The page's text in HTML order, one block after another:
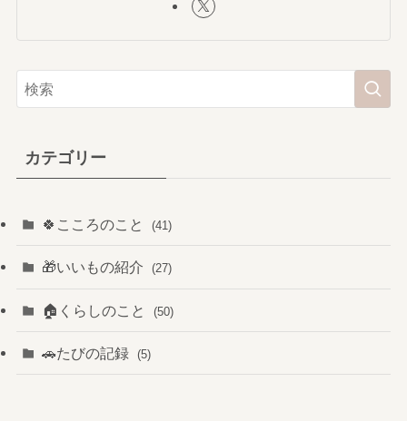
カテゴリー
🍀こころのこと (41)
🎁いいもの紹介 (27)
🏠️くらしのこと (50)
🚗たびの記録 (5)